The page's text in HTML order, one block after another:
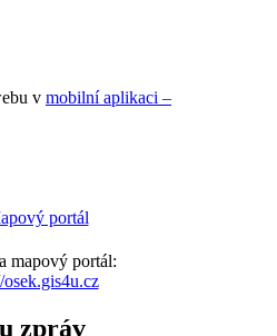
v mobilní aplikaci –
mapový portál:
osek.gis4u.cz
zpráv